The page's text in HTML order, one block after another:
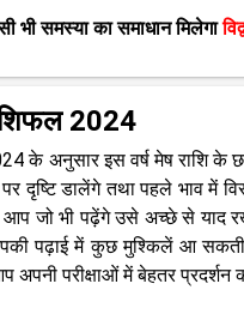
भी समस्या का समाधान मिलेगा
2024
के अनुसार इस वर्ष मेष राशि के
दृष्टि डालेंगे तथा पहले भाव में
आप जो भी पढ़ेंगे उसे अच्छे से याद
पढ़ाई में कुछ मुश्किलें आ सकती
अपनी परीक्षाओं में बेहतर प्रदर्शन